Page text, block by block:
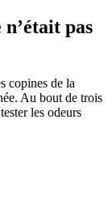
n’était pas
copines de la
Au bout de trois
les odeurs